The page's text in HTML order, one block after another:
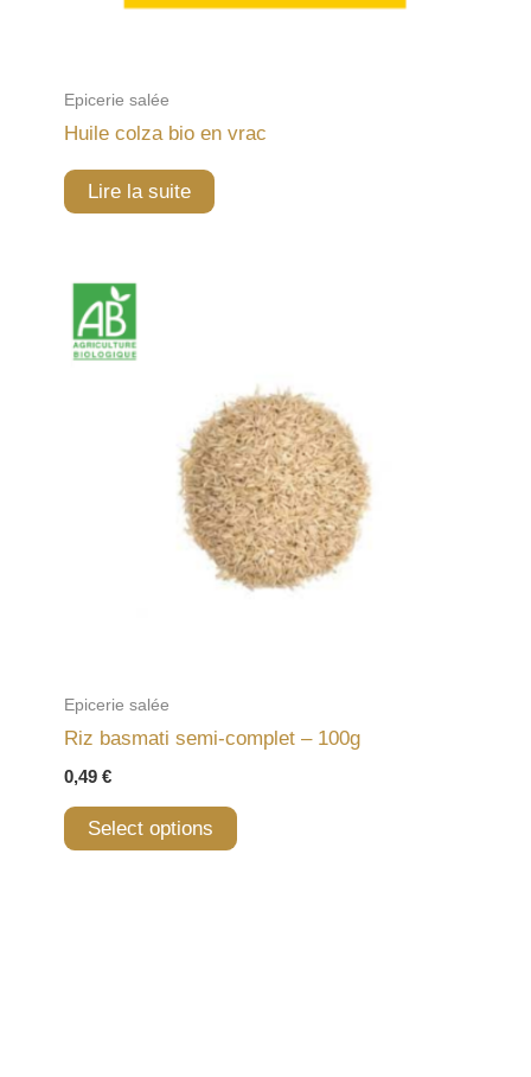
Epicerie salée
Huile colza bio en vrac
Lire la suite
Epicerie salée
Riz basmati semi-complet – 100g
0,49 €
Select options